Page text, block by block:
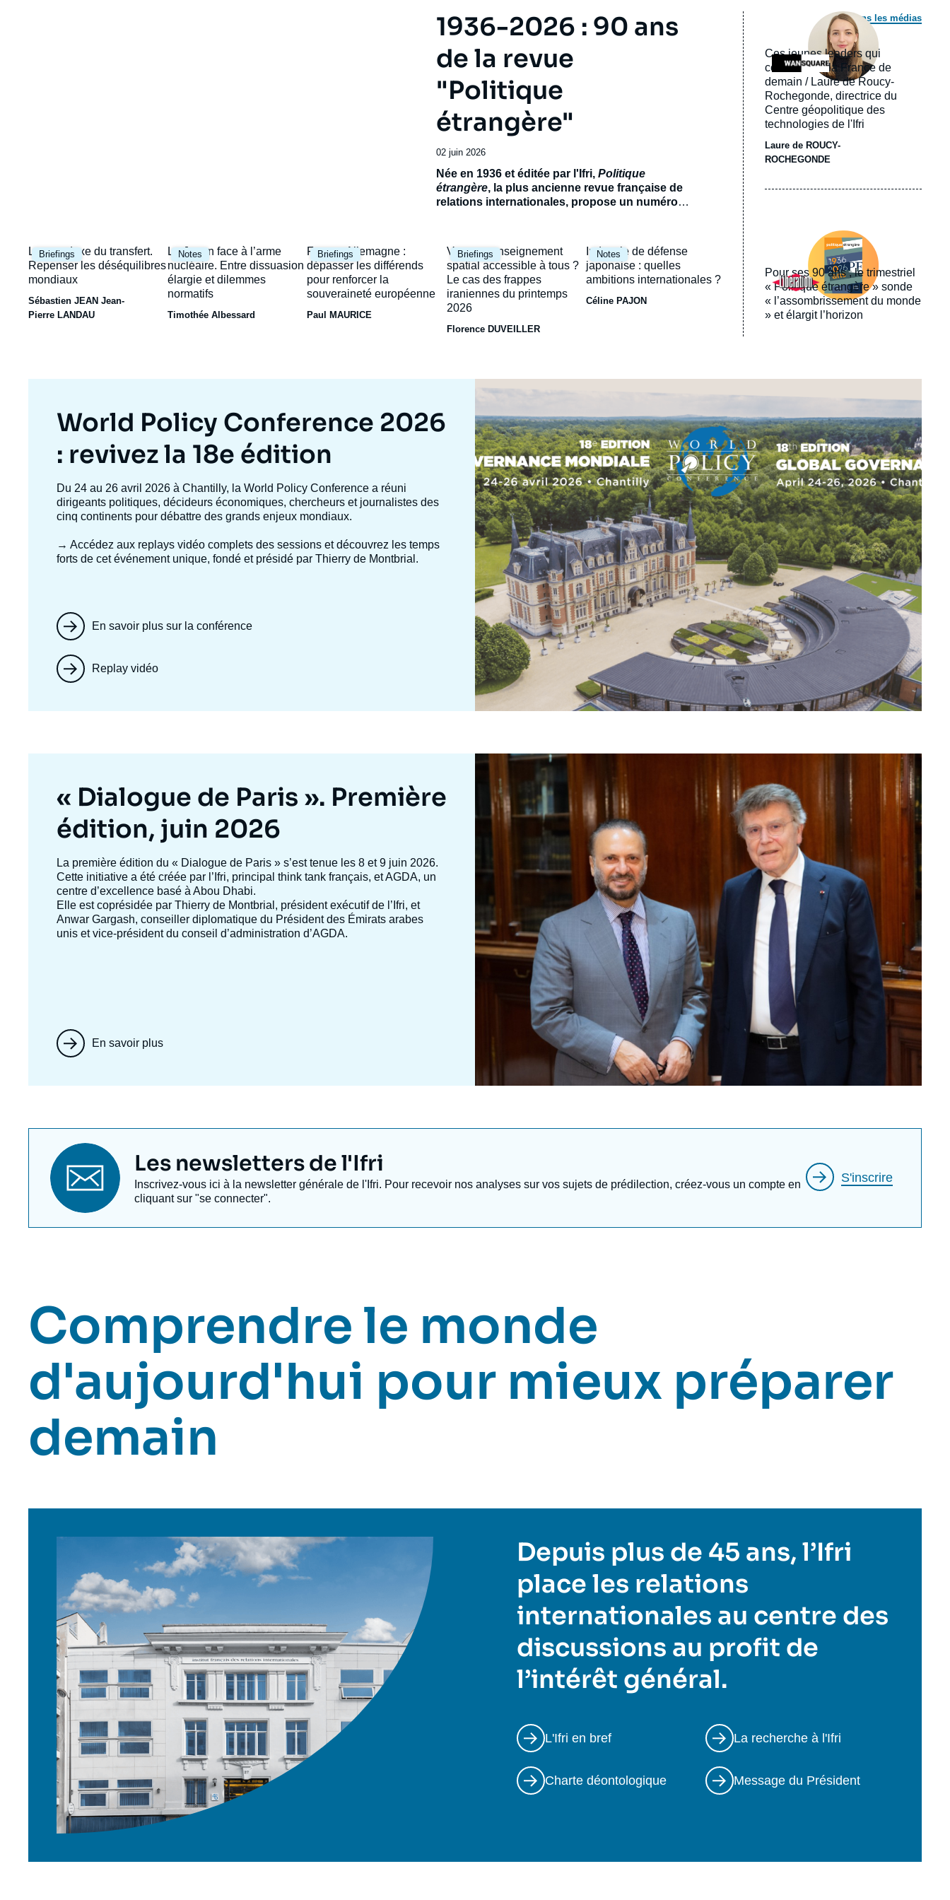
1936-2026 : 90 ans
de la revue
"Politique
étrangère"
Date
publication
02 juin 2026
Accroche
Née en 1936 et éditée par l'Ifri, Politique
étrangère, la plus ancienne revue française de
relations internationales, propose un numéro
contributeurs français et étrangers, ce numéro
ambitionne de dresser le panorama d’un monde
incertain et de ses avenirs possibles.
Briefings
Image
principale
Le paradoxe du transfert.
Repenser les déséquilibres
mondiaux
Sébastien JEAN Jean-
Pierre LANDAU
Notes
Image
principale
Le Japon face à l’arme
nucléaire. Entre dissuasion
élargie et dilemmes
normatifs
Timothée Albessard
Briefings
Image
principale
France-Allemagne :
dépasser les différends
pour renforcer la
souveraineté européenne
Paul MAURICE
Briefings
Image
principale
Vers un renseignement
spatial accessible à tous ?
Le cas des frappes
iraniennes du printemps
2026
Florence DUVEILLER
Notes
Image
principale
Industrie de défense
japonaise : quelles
ambitions internationales ?
Céline PAJON
Dans les médias
Logo
Image
principale
médiatique
Ces jeunes leaders qui
construisent la France de
demain / Laure de Roucy-
Rochegonde, directrice du
Centre géopolitique des
technologies de l'Ifri
Laure de ROUCY-
ROCHEGONDE
Logo
Image
principale
médiatique
Pour ses 90 ans , le trimestriel
« Politique étrangère » sonde
« l’assombrissement du monde
» et élargit l’horizon
Titre
mis
en
avant
World Policy Conference 2026
: revivez la 18e édition
Texte
accroche
Du 24 au 26 avril 2026 à Chantilly, la World Policy Conference a réuni
dirigeants politiques, décideurs économiques, chercheurs et journalistes des
cinq continents pour débattre des grands enjeux mondiaux.
→ Accédez aux replays vidéo complets des sessions et découvrez les temps
forts de cet événement unique, fondé et présidé par Thierry de Montbrial.
En savoir plus sur la conférence
Replay vidéo
mis
avant
Titre
mis
en
avant
« Dialogue de Paris ». Première
édition, juin 2026
Texte
accroche
La première édition du « Dialogue de Paris » s’est tenue les 8 et 9 juin 2026.
Cette initiative a été créée par l’Ifri, principal think tank français, et AGDA, un
centre d’excellence basé à Abou Dhabi.
Elle est coprésidée par Thierry de Montbrial , président exécutif de l’Ifri, et
Anwar Gargash, conseiller diplomatique du Président des Émirats arabes
unis et vice-président du conseil d’administration d’AGDA.
En savoir plus
Image
avant
Titre
newsletter
Les newsletters de l'Ifri
Texte
Newsletter
Inscrivez-vous ici à la newsletter générale de l'Ifri. Pour recevoir nos analyses sur vos sujets de prédilection, créez-vous un compte en
cliquant sur "se connecter".
S'inscrire
Comprendre le monde
d'aujourd'hui pour mieux préparer
demain
Depuis plus de 45 ans, l’Ifri
place les relations
internationales au centre des
discussions au profit de
l’intérêt général.
L'Ifri en bref La recherche à l'Ifri
Charte déontologique Message du Président